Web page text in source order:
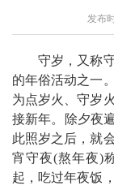
留学
综合
招聘信息
发布
守岁，又称守
的年俗活动之一
为点岁火、守岁
接新年。除夕夜
此照岁之后，就
宵守夜(熬年夜)
起，吃过年夜饭